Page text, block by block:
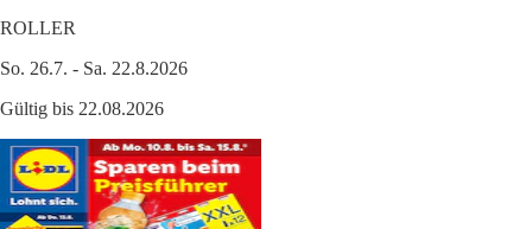
ROLLER
So. 26.7. - Sa. 22.8.2026
Gültig bis 22.08.2026